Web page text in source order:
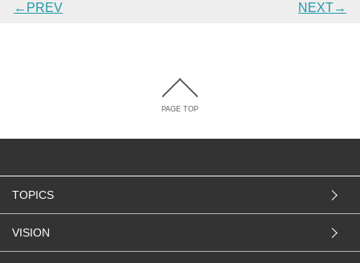
←PREV NEXT→
PAGE TOP
TOPICS
VISION